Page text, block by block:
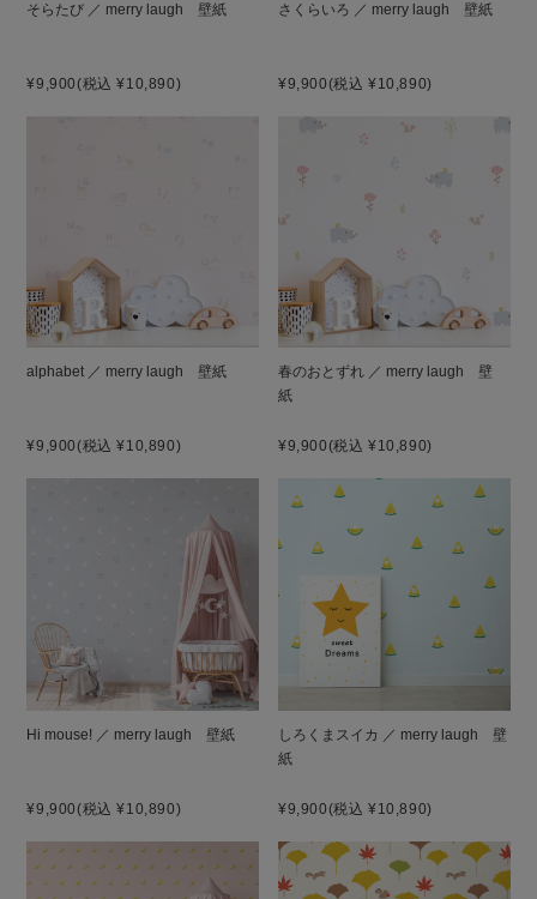
そらたび ／ merry laugh 壁紙
¥9,900(税込 ¥10,890)
さくらいろ ／ merry laugh 壁紙
¥9,900(税込 ¥10,890)
alphabet ／ merry laugh 壁紙
¥9,900(税込 ¥10,890)
春のおとずれ ／ merry laugh 壁
紙
¥9,900(税込 ¥10,890)
Hi mouse! ／ merry laugh 壁紙
¥9,900(税込 ¥10,890)
しろくまスイカ ／ merry laugh 壁
紙
¥9,900(税込 ¥10,890)